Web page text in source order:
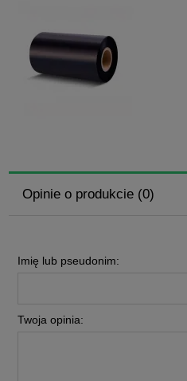
Opinie o produkcie (0)
Imię lub pseudonim:
Twoja opinia: